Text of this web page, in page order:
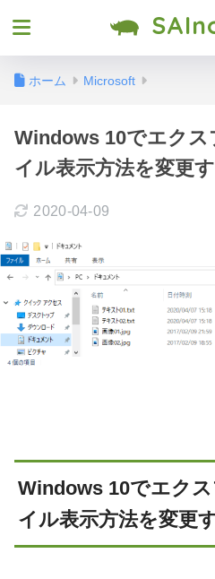
ホーム Microsoft
Windows 10でエクス
イル表示方法を変更
2020-04-09
Windows 10でエク
イル表示方法を変更